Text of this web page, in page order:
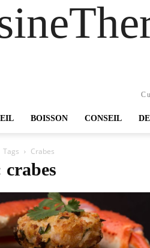
BOISSON CONSEIL
Tags Crabes
crabes